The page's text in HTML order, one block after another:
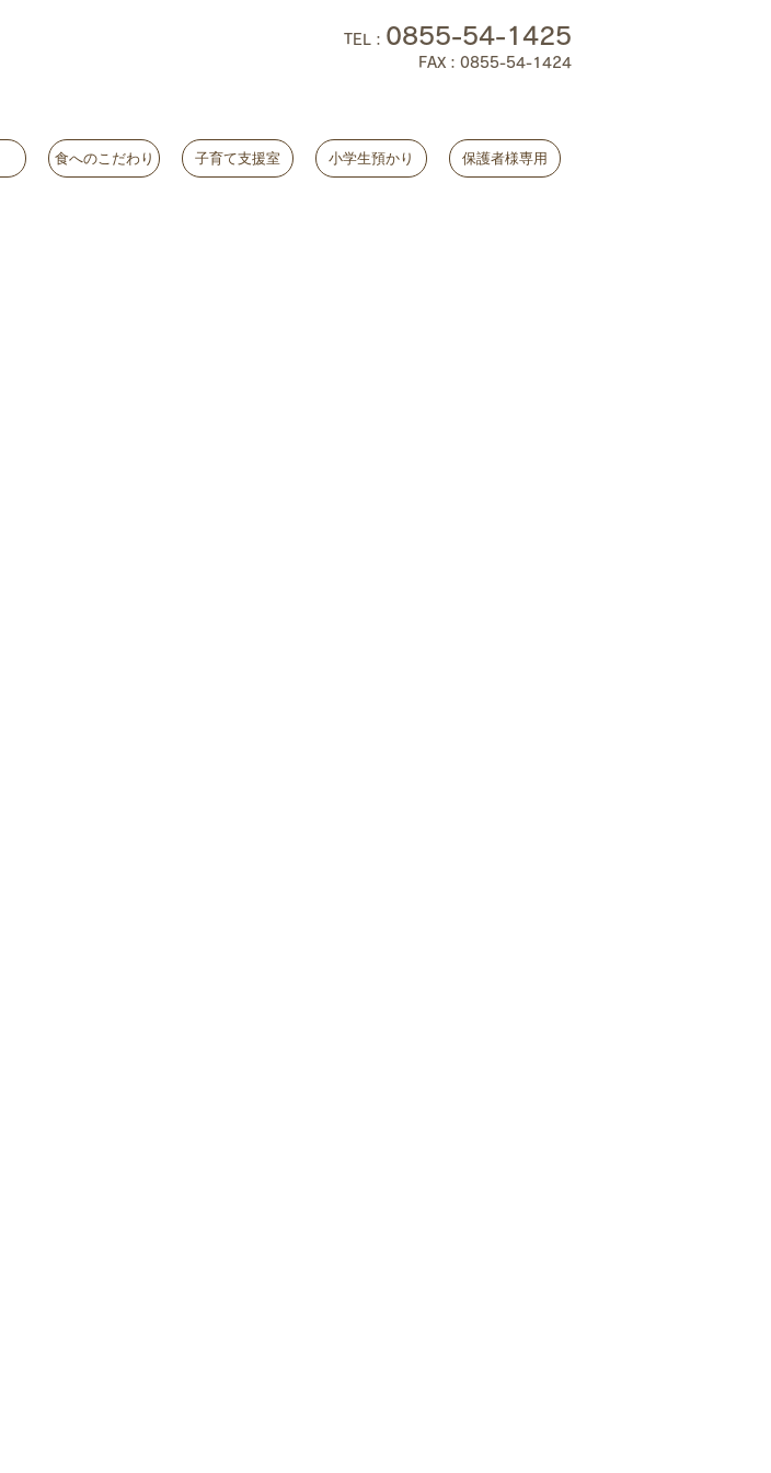
TEL ： 0855-54-1425
FAX：0855-54-1424
食へのこだわり 子育て支援室 小学生預かり 保護者様専用